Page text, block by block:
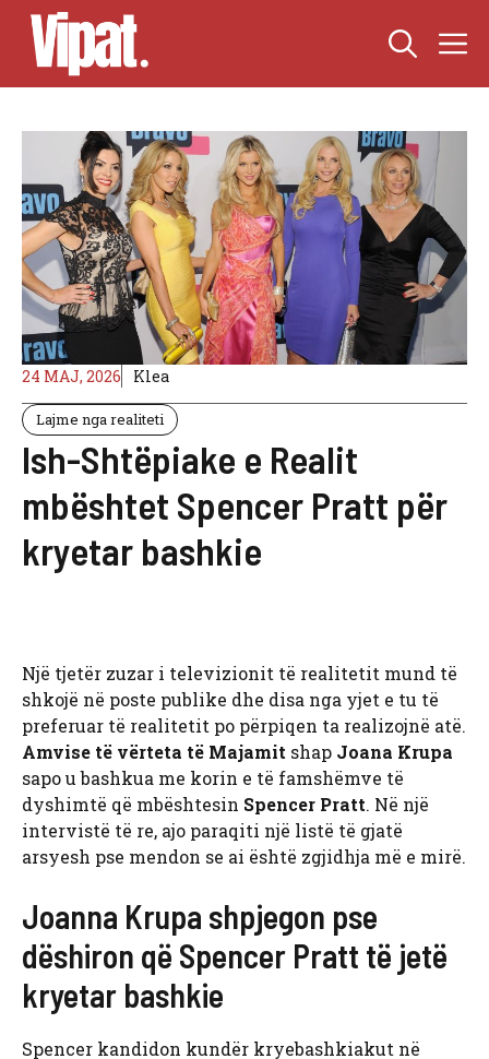
Skip
content
24 MAJ, 2026 Klea
Lajme nga realiteti
Ish-Shtëpiake e Realit
mbështet Spencer Pratt për
kryetar bashkie
Një tjetër zuzar i televizionit të realitetit mund të
shkojë në poste publike dhe disa nga yjet e tu të
preferuar të realitetit po përpiqen ta realizojnë atë.
Amvise të vërteta të Majamit shap Joana Krupa
sapo u bashkua me korin e të famshëmve të
dyshimtë që mbështesin Spencer Pratt. Në një
intervistë të re, ajo paraqiti një listë të gjatë
arsyesh pse mendon se ai është zgjidhja më e mirë.
Joanna Krupa shpjegon pse
dëshiron që Spencer Pratt të jetë
kryetar bashkie
Spencer kandidon kundër kryebashkiakut në